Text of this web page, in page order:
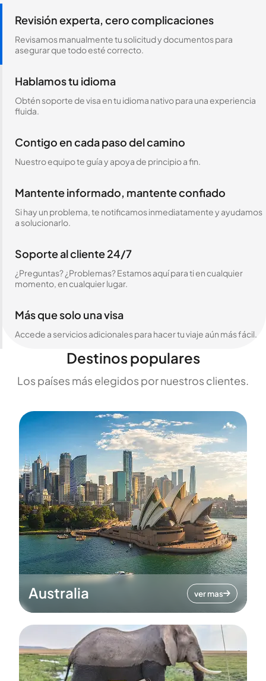
Revisión experta, cero complicaciones
Revisamos manualmente tu solicitud y documentos para
asegurar que todo esté correcto.
Hablamos tu idioma
Obtén soporte de visa en tu idioma nativo para una experiencia
fluida.
Contigo en cada paso del camino
Nuestro equipo te guía y apoya de principio a fin.
Mantente informado, mantente confiado
Si hay un problema, te notificamos inmediatamente y ayudamos
a solucionarlo.
Soporte al cliente 24/7
¿Preguntas? ¿Problemas? Estamos aquí para ti en cualquier
momento, en cualquier lugar.
Más que solo una visa
Accede a servicios adicionales para hacer tu viaje aún más fácil.
Destinos populares
Los países más elegidos por nuestros clientes.
Australia ver mas